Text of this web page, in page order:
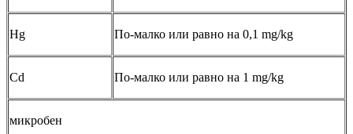
Hg По-малко или равно на 0,1 mg/kg
Cd По-малко или равно на 1 mg/kg
микробен